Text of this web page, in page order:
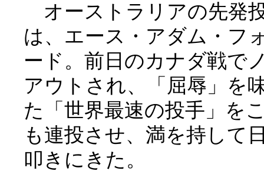
オーストラリアの先発
は、エース・アダム・フ
ード。前日のカナダ戦で
アウトされ、「屈辱」を
た「世界最速の投手」を
も連投させ、満を持して
叩きにきた。